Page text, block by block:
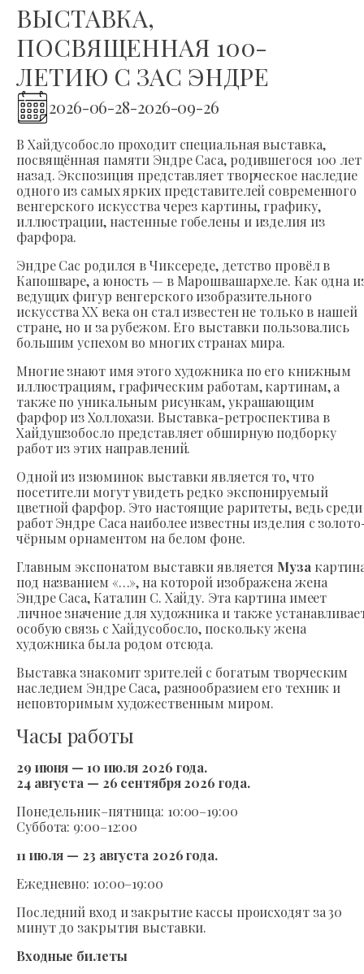
ВЫСТАВКА,
ПОСВЯЩЕННАЯ 100-
ЛЕТИЮ С ЗАС ЭНДРЕ
2026-06-28-2026-09-26
В Хайдусобосло проходит специальная выставка,
посвящённая памяти Эндре Саса, родившегося 100 лет
назад. Экспозиция представляет творческое наследие
одного из самых ярких представителей современного
венгерского искусства через картины, графику,
иллюстрации, настенные гобелены и изделия из
фарфора.
Эндре Сас родился в Чиксереде, детство провёл в
Капошваре, а юность — в Марошвашархеле. Как одна
ведущих фигур венгерского изобразительного
искусства XX века он стал известен не только в нашей
стране, но и за рубежом. Его выставки пользовались
большим успехом во многих странах мира.
Многие знают имя этого художника по его книжным
иллюстрациям, графическим работам, картинам, а
также по уникальным рисункам, украшающим
фарфор из Холлохази. Выставка-ретроспектива в
Хайдушзобосло представляет обширную подборку
работ из этих направлений.
Одной из изюминок выставки является то, что
посетители могут увидеть редко экспонируемый
цветной фарфор. Это настоящие раритеты, ведь среди
работ Эндре Саса наиболее известны изделия с
чёрным орнаментом на белом фоне.
Главным экспонатом выставки является Муза
под названием «…», на которой изображена жена
Эндре Саса, Каталин С. Хайду. Эта картина имеет
личное значение для художника и также
особую связь с Хайдусобосло, поскольку жена
художника была родом отсюда.
Выставка знакомит зрителей с богатым творческим
наследием Эндре Саса, разнообразием его техник и
неповторимым художественным миром.
Часы работы
29 июня — 10 июля 2026 года.
24 августа — 26 сентября 2026 года.
Понедельник–пятница: 10:00–19:00
Суббота: 9:00–12:00
11 июля — 23 августа 2026 года.
Ежедневно: 10:00–19:00
Последний вход и закрытие кассы происходят за 30
минут до закрытия выставки.
Входные билеты